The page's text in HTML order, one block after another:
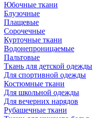
Юбочные ткани
Блузочные
Плащевые
Сорочечные
Курточные ткани
Водонепроницаемые
Пальтовые
Ткань для детской одежды
Для спортивной одежды
Костюмные ткани
Для школьной одежды
Для вечерних нарядов
Рубашечные ткани